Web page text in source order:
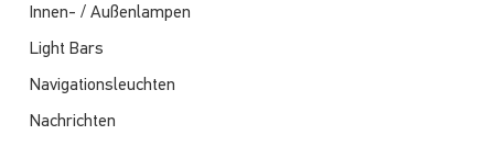
Innen- / Außenlampen
Light Bars
Navigationsleuchten
Nachrichten